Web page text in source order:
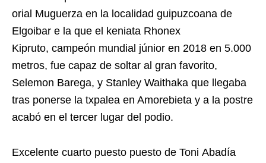
orial Muguerza en la localidad guipuzcoana de
Elgoibar e la que el keniata Rhonex
Kipruto, campeón mundial júnior en 2018 en 5.000
metros, fue capaz de soltar al gran favorito,
Selemon Barega, y Stanley Waithaka que llegaba
tras ponerse la txpalea en Amorebieta y a la postre
acabó en el tercer lugar del podio.
Excelente cuarto puesto puesto de Toni Abadía